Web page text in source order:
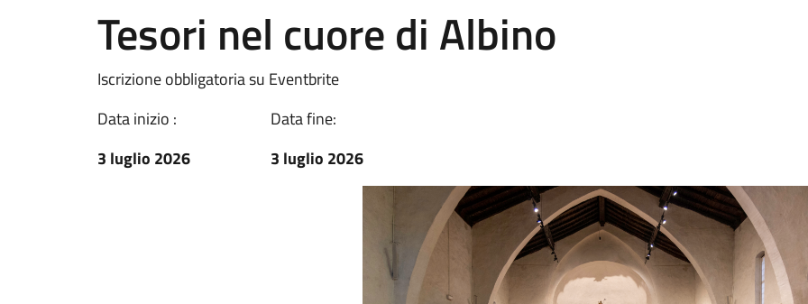
Tesori nel cuore di Albino
Iscrizione obbligatoria su Eventbrite
Data inizio :
3 luglio 2026
Data fine:
3 luglio 2026